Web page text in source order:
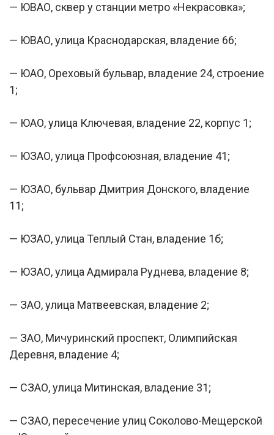
— ЮВАО, сквер у станции метро «Некрасовка»;
— ЮВАО, улица Краснодарская, владение 66;
— ЮАО, Ореховый бульвар, владение 24, строение
1;
— ЮАО, улица Ключевая, владение 22, корпус 1;
— ЮЗАО, улица Профсоюзная, владение 41;
— ЮЗАО, бульвар Дмитрия Донского, владение
11;
— ЮЗАО, улица Теплый Cтан, владение 1б;
— ЮЗАО, улица Адмирала Руднева, владение 8;
— ЗАО, улица Матвеевская, владение 2;
— ЗАО, Мичуринский проспект, Олимпийская
Деревня, владение 4;
— СЗАО, улица Митинская, владение 31;
— СЗАО, пересечение улиц Соколово-Мещерской